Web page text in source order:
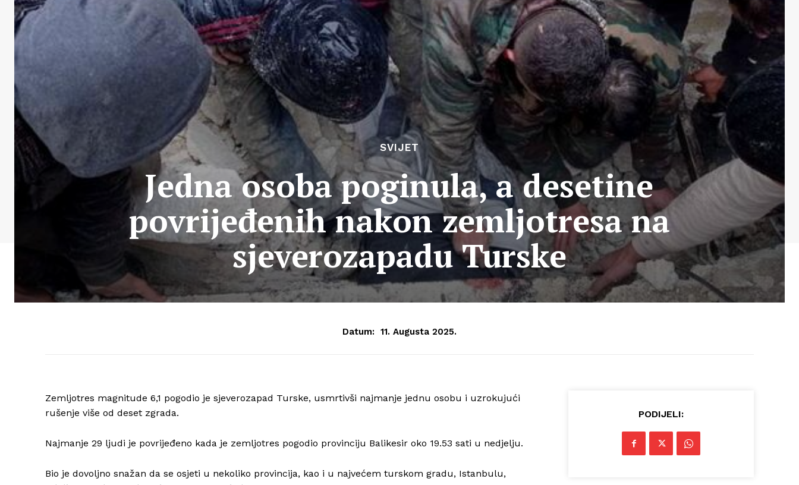
SVIJET
Jedna osoba poginula, a desetine
povrijeđenih nakon zemljotresa na
sjeverozapadu Turske
Datum: 11. Augusta 2025.
Zemljotres magnitude 6,1 pogodio je sjeverozapad Turske, usmrtivši najmanje jednu osobu i uzrokujući
rušenje više od deset zgrada.
Najmanje 29 ljudi je povrijeđeno kada je zemljotres pogodio provinciju Balikesir oko 19.53 sati u nedjelju.
Bio je dovoljno snažan da se osjeti u nekoliko provincija, kao i u najvećem turskom gradu, Istanbulu,
PODIJELI: